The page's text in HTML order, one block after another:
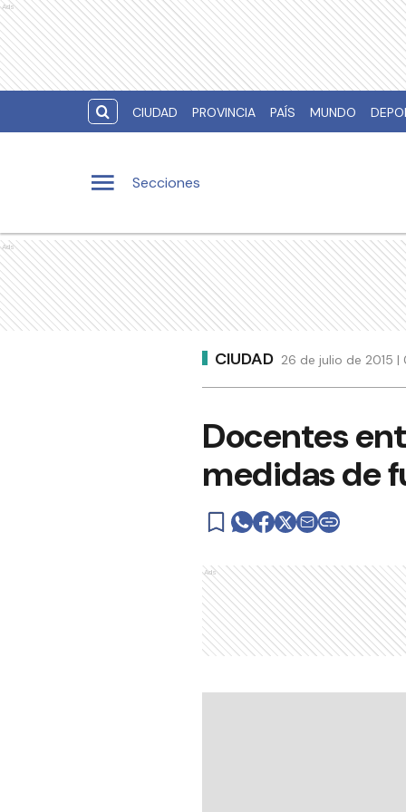
Ads
CIUDAD PROVINCIA PAÍS MUNDO
Secciones
Ads
CIUDAD 26 de julio de 2015 |
Docentes
medidas de
Ads